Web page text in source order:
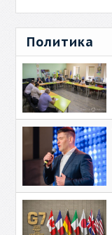
Политика